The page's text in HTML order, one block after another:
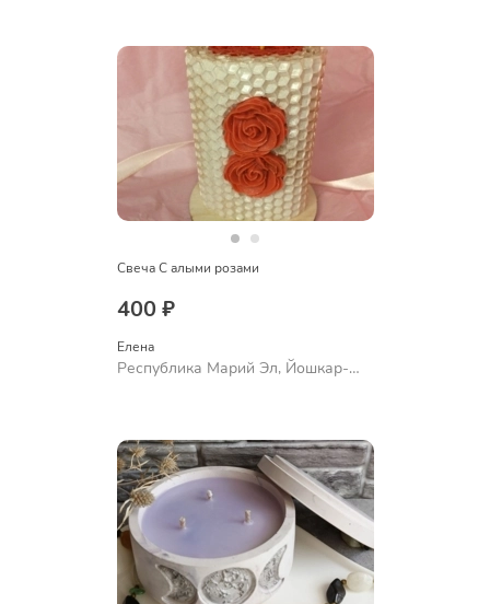
Свеча С алыми розами
400 ₽
Елена
Республика Марий Эл, Йошкар-